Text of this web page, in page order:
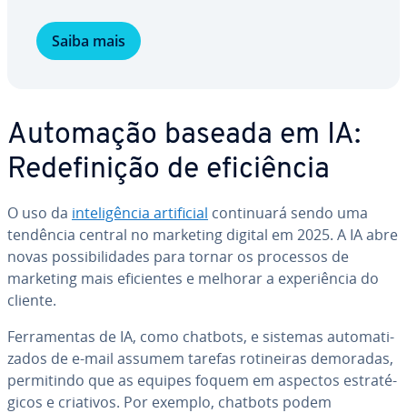
Saiba mais
Automação baseada em IA:
Re­de­fi­ni­ção de efi­ci­ên­cia
O uso da in­te­li­gên­cia ar­ti­fi­cial con­ti­nu­ará sendo uma
tendência central no marketing digital em 2025. A IA abre
novas pos­si­bi­li­da­des para tornar os processos de
marketing mais efi­ci­en­tes e melhorar a ex­pe­ri­ên­cia do
cliente.
Fer­ra­men­tas de IA, como chatbots, e sistemas au­to­ma­ti­
za­dos de e-mail assumem tarefas ro­ti­nei­ras demoradas,
per­mi­tindo que as equipes foquem em aspectos es­tra­té­
gi­cos e criativos. Por exemplo, chatbots podem